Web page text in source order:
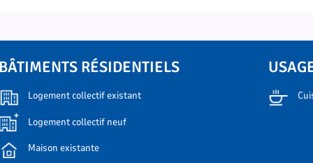
RÉSIDENTIELS
Logement collectif existant
Logement collectif neuf
Maison existante